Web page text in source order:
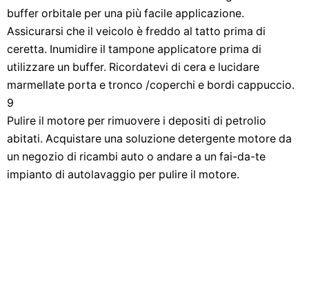
buffer orbitale per una più facile applicazione.
Assicurarsi che il veicolo è freddo al tatto prima di
ceretta. Inumidire il tampone applicatore prima di
utilizzare un buffer. Ricordatevi di cera e lucidare
marmellate porta e tronco /coperchi e bordi cappuccio.
9
Pulire il motore per rimuovere i depositi di petrolio
abitati. Acquistare una soluzione detergente motore da
un negozio di ricambi auto o andare a un fai-da-te
impianto di autolavaggio per pulire il motore.